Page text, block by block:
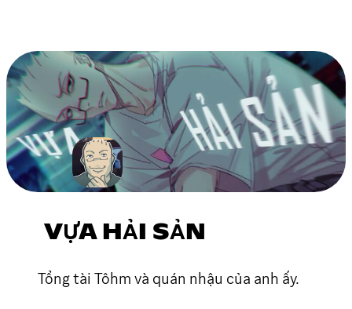
VỰA HẢI SẢN
Tổng tài Tôhm và quán nhậu của anh ấy.